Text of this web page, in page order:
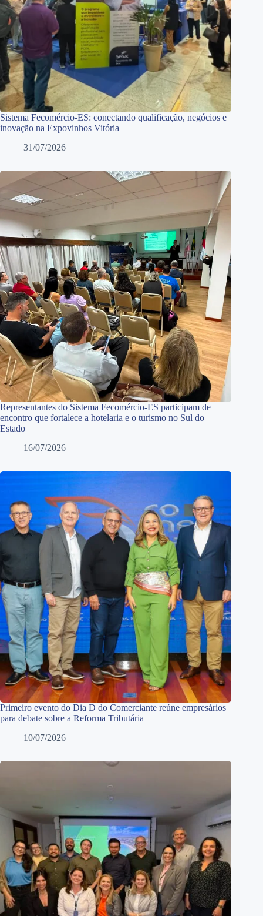
Sistema Fecomércio-ES: conectando qualificação, negócios e
inovação na Expovinhos Vitória
31/07/2026
Representantes do Sistema Fecomércio-ES participam de
encontro que fortalece a hotelaria e o turismo no Sul do
Estado
16/07/2026
Primeiro evento do Dia D do Comerciante reúne empresários
para debate sobre a Reforma Tributária
10/07/2026